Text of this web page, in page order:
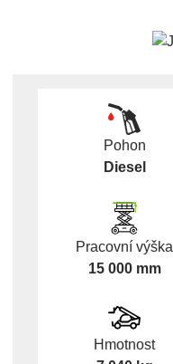
Pohon
Diesel
Pracovní výška
15 000 mm
Hmotnost